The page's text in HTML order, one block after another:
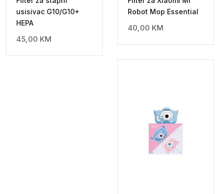
usisivac G10/G10+
HEPA
45,00 KM
Robot Mop Essential
40,00 KM